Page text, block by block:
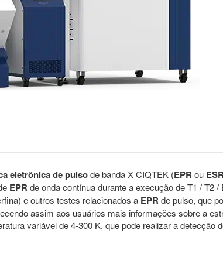
eletrônica de pulsode banda X CIQTEK (EPR ou ESR
EPR de onda contínua durante a execução de T1 / T2
e outros testes relacionados a EPR de pulso, que
assim aos usuários mais informações sobre a
variável de 4-300 K, que pode realizar a